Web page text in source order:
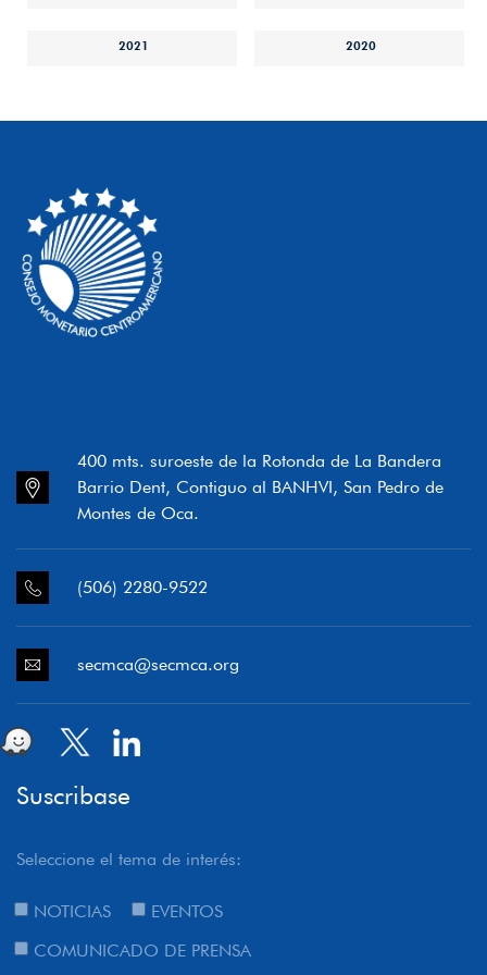
2021 2020
400 mts. suroeste de la Rotonda de La Bandera
Barrio Dent, Contiguo al BANHVI, San Pedro de
Montes de Oca.
(506) 2280-9522
secmca@secmca.org
Suscribase
Seleccione el tema de interés:
NOTICIAS
EVENTOS
COMUNICADO DE PRENSA